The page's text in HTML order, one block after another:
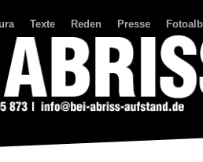
Texte Reden Presse